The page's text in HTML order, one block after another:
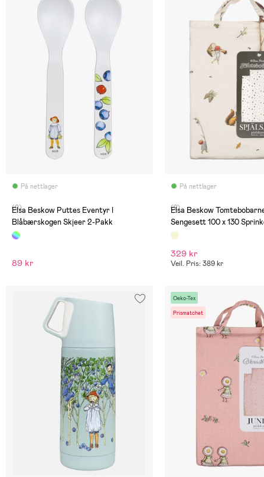
På nettlager
(0)
Elsa Beskow Puttes Eventyr I
Blåbærskogen Skjeer 2-Pakk
89 kr
På nettlager
(2)
Elsa Beskow
Sengesett 100 x 130
Beige
329 kr
Veil. Pris: 389 kr
Oeko-Tex
Prismatchet